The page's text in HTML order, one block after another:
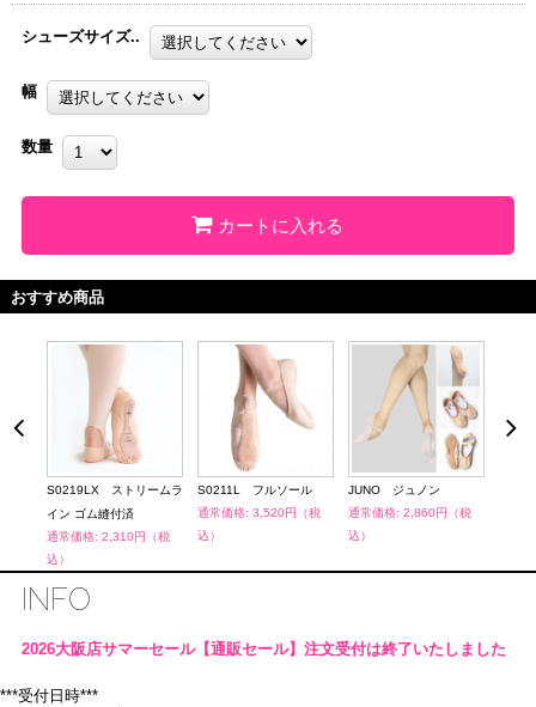
シューズサイズ..
幅
数量
カートに入れる
おすすめ商品
S0219LX ストリームラ
イン ゴム縫付済
通常価格: 2,310円（税
込）
S0211L フルソール
通常価格: 3,520円（税
込）
JUNO ジュノン
通常価格: 2,860円（税
込）
INFO
2026大阪店サマーセール【通販セール】注文受付は終了いたしました
***受付日時***